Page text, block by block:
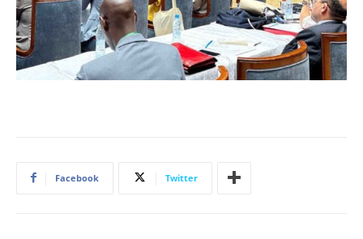
Facebook Twitter